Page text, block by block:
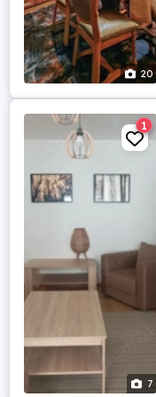
20
7
1